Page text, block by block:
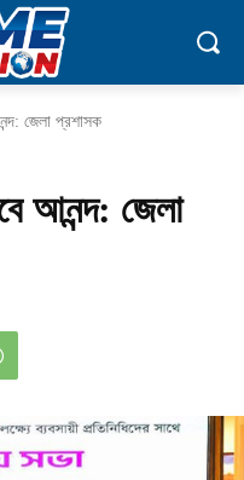
জেলা প্রশাসক
আনন্দ: জেলা